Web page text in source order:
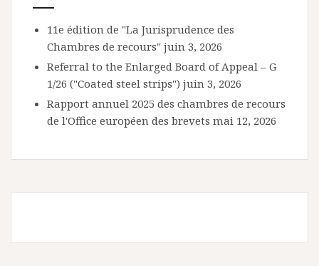
11e édition de "La Jurisprudence des
Chambres de recours" juin 3, 2026
Referral to the Enlarged Board of Appeal – G
1/26 ("Coated steel strips") juin 3, 2026
Rapport annuel 2025 des chambres de recours
de l'Office européen des brevets mai 12, 2026